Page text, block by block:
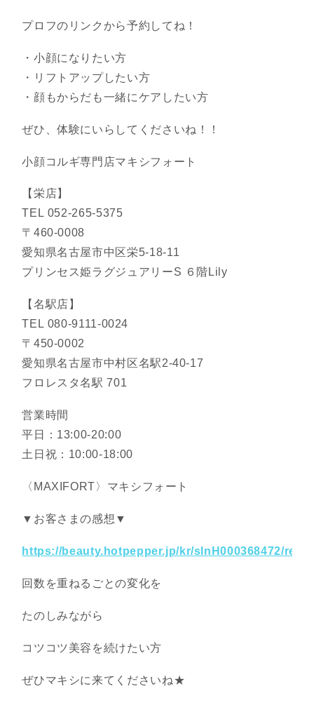
プロフのリンクから予約してね！
・小顔になりたい方
・リフトアップしたい方
・顔もからだも一緒にケアしたい方
ぜひ、体験にいらしてくださいね！！
小顔コルギ専門店マキシフォート
【栄店】
TEL 052-265-5375
〒460-0008
愛知県名古屋市中区栄5-18-11
プリンセス姫ラグジュアリーS ６階Lily
【名駅店】
TEL 080-9111-0024
〒450-0002
愛知県名古屋市中村区名駅2-40-17
フロレスタ名駅 701
営業時間
平日：13:00-20:00
土日祝：10:00-18:00
〈MAXIFORT〉マキシフォート
▼お客さまの感想▼
https://beauty.hotpepper.jp/kr/slnH000368472/
回数を重ねるごとの変化を
たのしみながら
コツコツ美容を続けたい方
ぜひマキシに来てくださいね★